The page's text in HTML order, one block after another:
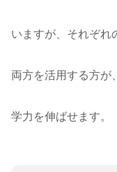
いますが、それぞれ
両方を活用する方が
学力を伸ばせます。